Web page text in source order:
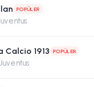
POPÜLER
Calcio 1913 POPÜLER